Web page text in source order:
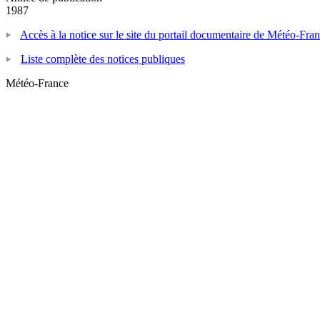
1987
Accès à la notice sur le site du portail documentaire de Météo-
Liste complète des notices publiques
Météo-France